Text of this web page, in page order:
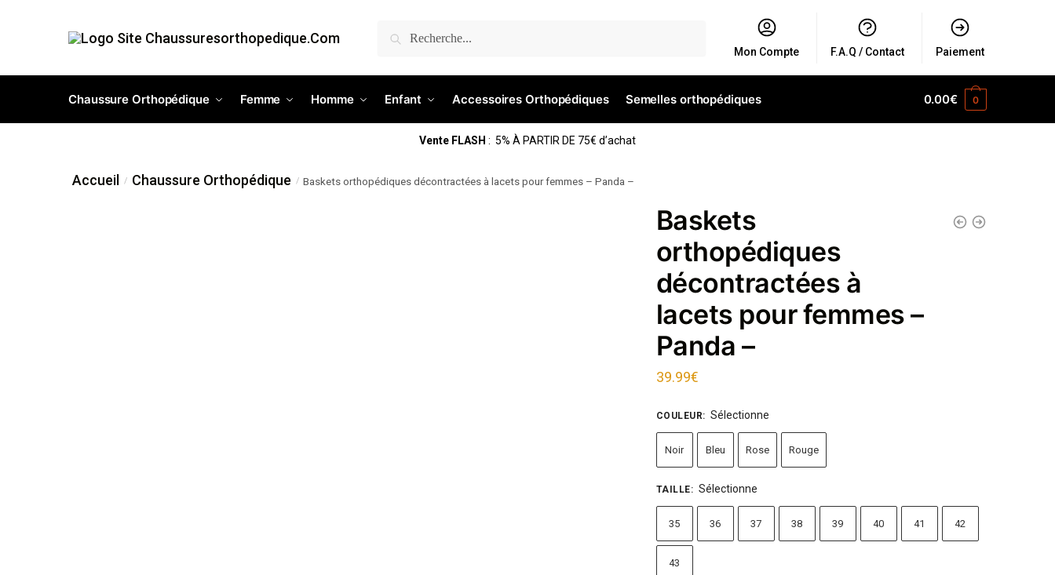
Recherche Mon Compte F.A.Q / Contact Paiement
Chaussure Orthopédique Femme Homme Enfant Accessoires Orthopédiques Semelles orthopédiques 0.00€ 0
Vente FLASH : 5% À PARTIR DE 75€ d’achat
Accueil / Chaussure Orthopédique / Baskets orthopédiques décontractées à lacets pour femmes – Panda –
Baskets
orthopédiques
décontractées à
lacets pour femmes –
Panda –
39.99€
COULEUR: Sélectionne
Noir Bleu Rose Rouge
TAILLE: Sélectionne
35 36 37 38 39 40 41 42
43